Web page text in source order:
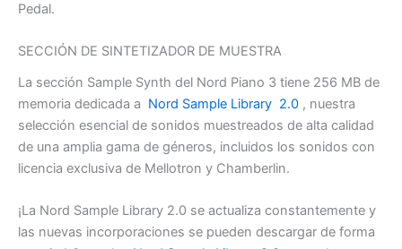
Pedal.
SECCIÓN DE SINTETIZADOR DE MUESTRA
La sección Sample Synth del Nord Piano 3 tiene 256 MB de
memoria dedicada a Nord Sample Library 2.0 , nuestra
selección esencial de sonidos muestreados de alta calidad
de una amplia gama de géneros, incluidos los sonidos con
licencia exclusiva de Mellotron y Chamberlin.
¡La Nord Sample Library 2.0 se actualiza constantemente y
las nuevas incorporaciones se pueden descargar de forma